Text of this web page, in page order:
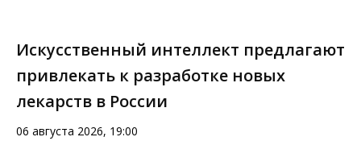
Искусственный интеллект предлагают
привлекать к разработке новых
лекарств в России
06 августа 2026, 19:00